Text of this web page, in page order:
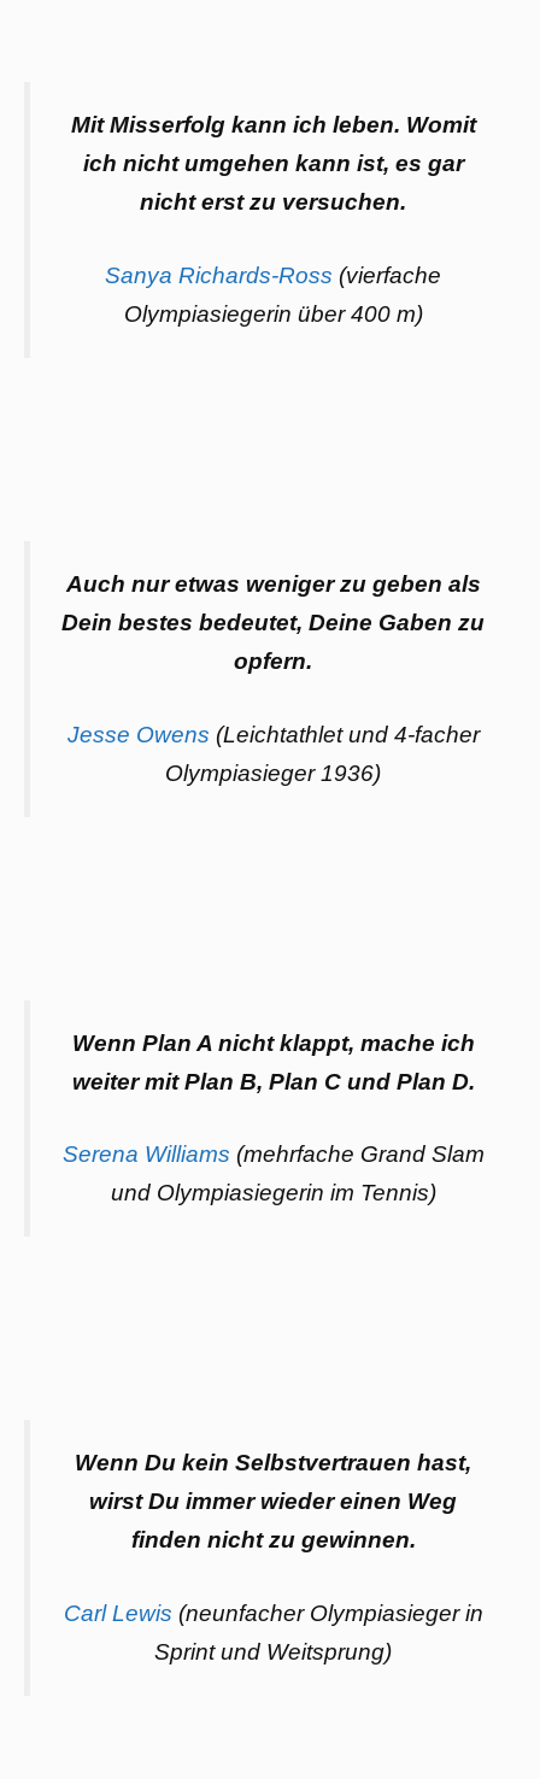
Mit Misserfolg kann ich leben. Womit
ich nicht umgehen kann ist, es gar
nicht erst zu versuchen.
Sanya Richards-Ross (vierfache
Olympiasiegerin über 400 m)
Auch nur etwas weniger zu geben als
Dein bestes bedeutet, Deine Gaben zu
opfern.
Jesse Owens (Leichtathlet und 4-facher
Olympiasieger 1936)
Wenn Plan A nicht klappt, mache ich
weiter mit Plan B, Plan C und Plan D.
Serena Williams (mehrfache Grand Slam
und Olympiasiegerin im Tennis)
Wenn Du kein Selbstvertrauen hast,
wirst Du immer wieder einen Weg
finden nicht zu gewinnen.
Carl Lewis (neunfacher Olympiasieger in
Sprint und Weitsprung)